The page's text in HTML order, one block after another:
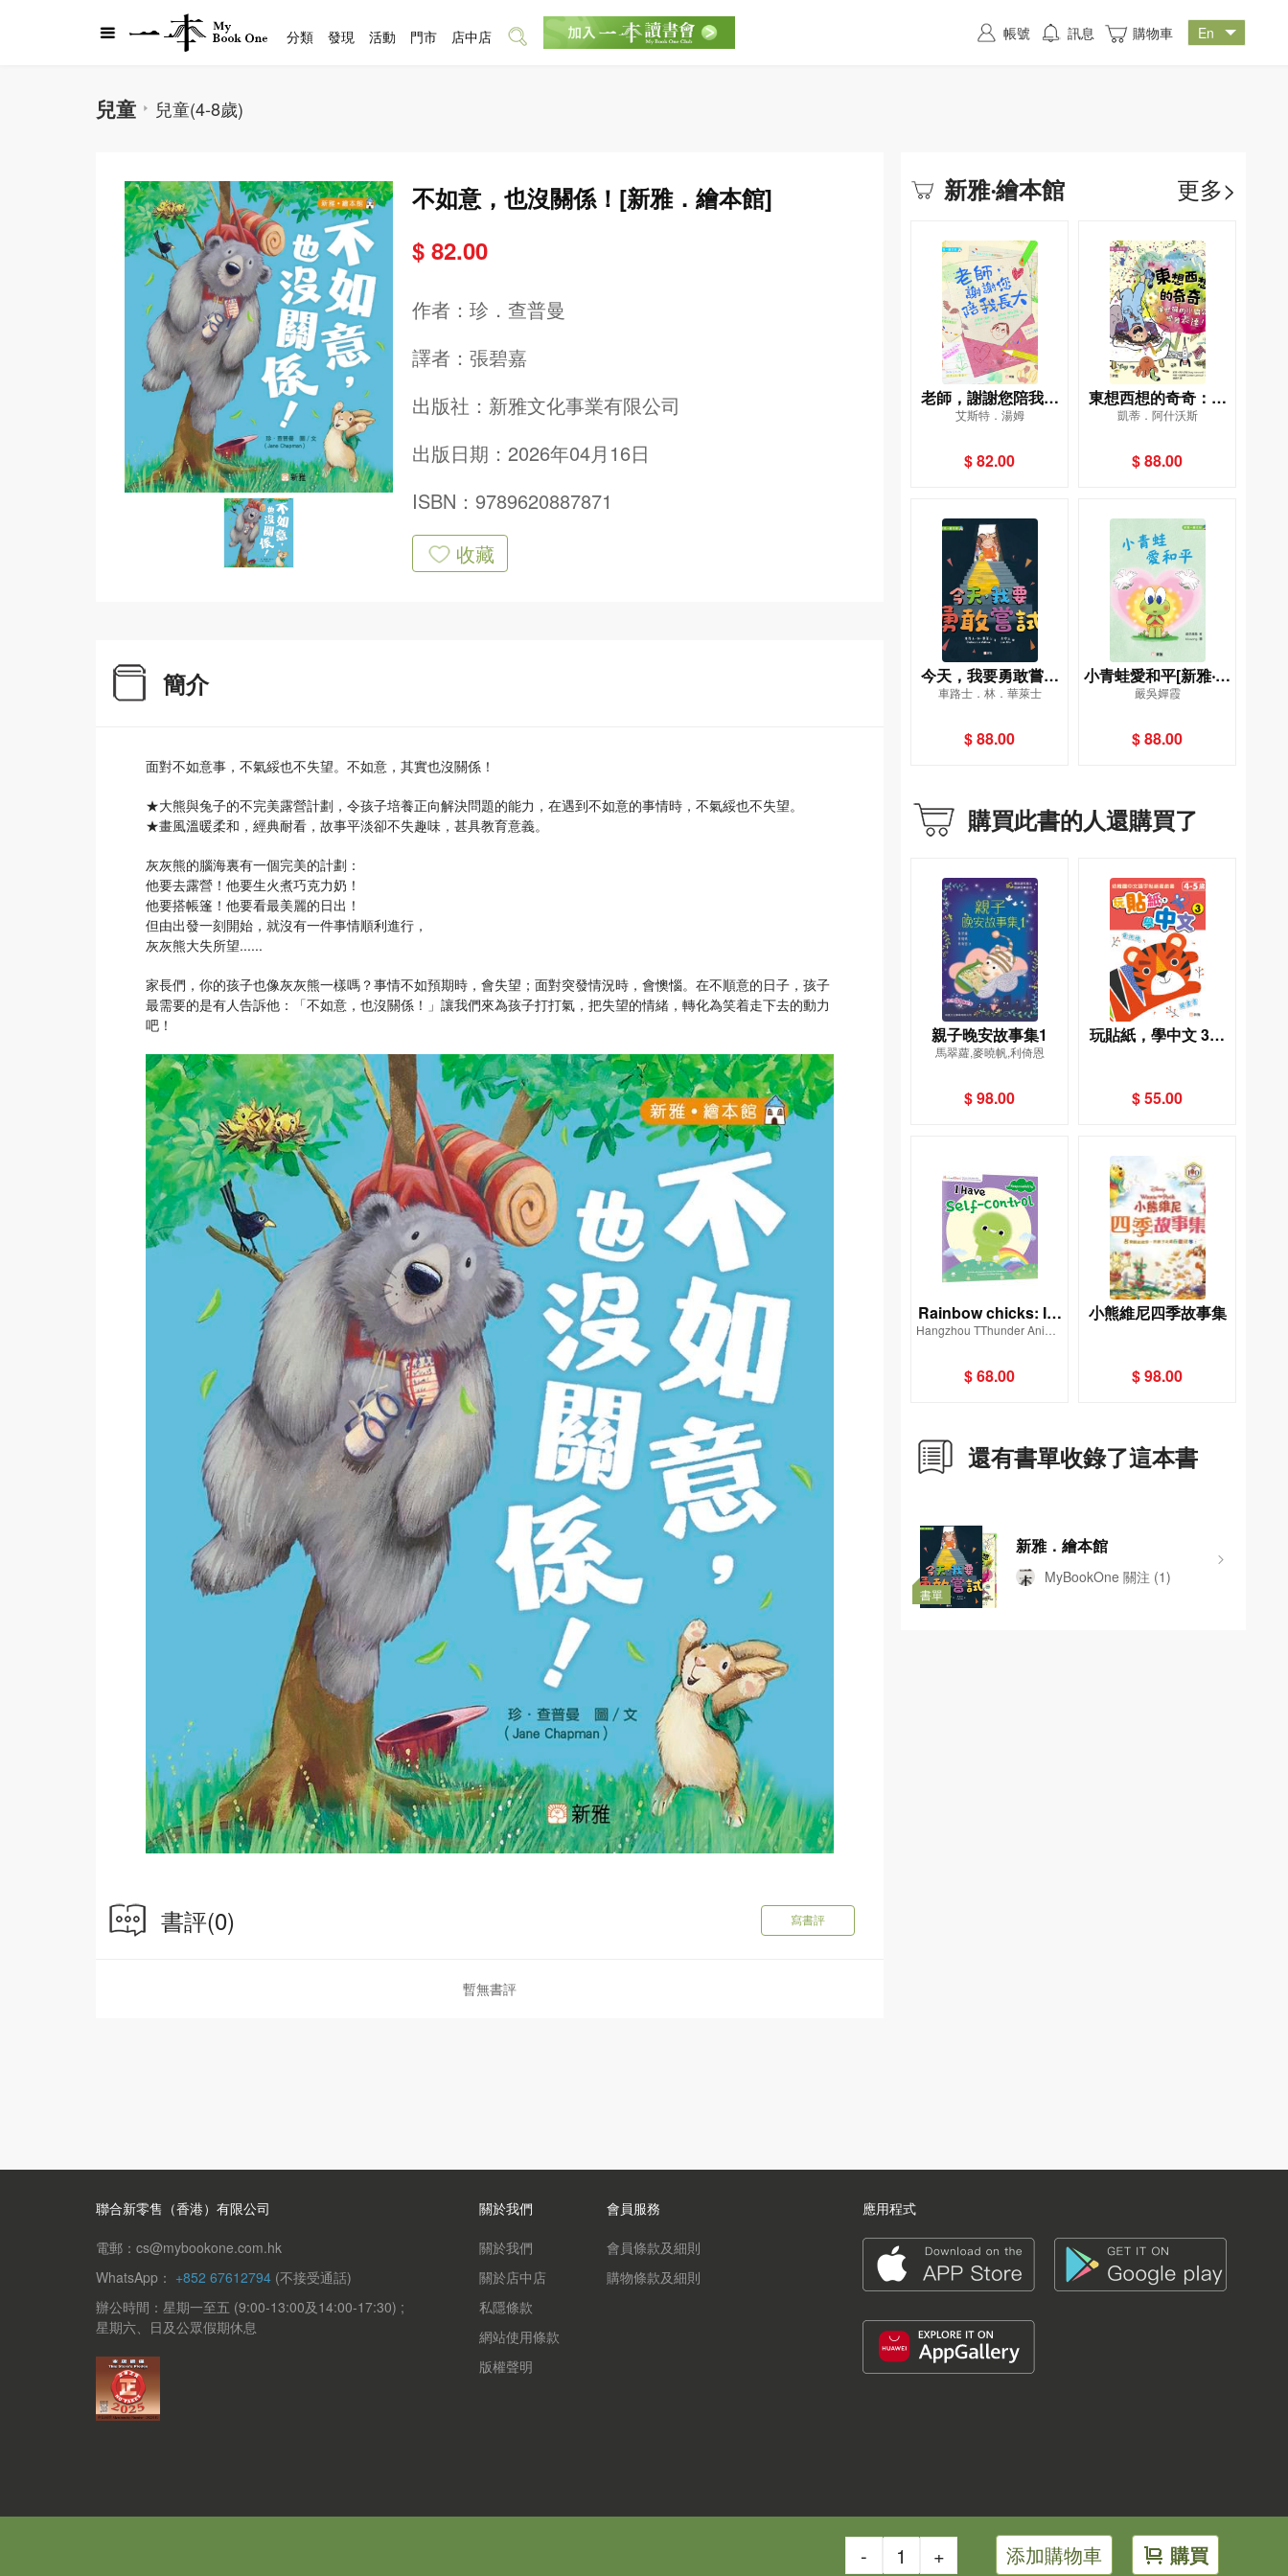
兒童 兒童(4-8歲)
不如意，也沒關係！[新雅．繪本館]
$ 82.00
作者： 珍．查普曼
譯者： 張碧嘉
出版社： 新雅文化事業有限公司
出版日期：2026年04月16日
ISBN：9789620887871
收藏
簡介
面對不如意事，不氣綏也不失望。不如意，其實也沒關係！
★大熊與兔子的不完美露營計劃，令孩子培養正向解決問題的能力，在遇到不如意的事情時，不氣綏也不失望。
★畫風溫暖柔和，經典耐看，故事平淡卻不失趣味，甚具教育意義。
灰灰熊的腦海裏有一個完美的計劃：
他要去露營！他要生火煮巧克力奶！
他要搭帳篷！他要看最美麗的日出！
但由出發一刻開始，就沒有一件事情順利進行，
灰灰熊大失所望......
家長們，你的孩子也像灰灰熊一樣嗎？事情不如預期時，會失望；面對突發情況時，會懊惱。在不順意的日子，孩子
最需要的是有人告訴他：「不如意，也沒關係！」讓我們來為孩子打打氣，把失望的情緒，轉化為笑着走下去的動力
吧！
書評(0) 寫書評
暫無書評
- + 添加購物車 購買
新雅‧繪本館 更多>
老師，謝謝您陪我長
大[新雅．繪本館]
艾斯特．湯姆
$ 82.00
東想西想的奇奇：讓
忙碌的小腦袋學會表
凱蒂．阿什沃斯
$ 88.00
今天，我要勇敢嘗試
[新雅．繪本館]
車路士．林．華萊士
$ 88.00
小青蛙愛和平[新雅‧繪
本館]
嚴吳嬋霞
$ 88.00
購買此書的人還購買了
親子晚安故事集1
馬翠蘿,麥曉帆,利倚恩
$ 98.00
玩貼紙，學中文 3：
$ 55.00
Rainbow chicks: I H
ave Self-control
Hangzhou TThunder Animat
$ 68.00
小熊維尼四季故事集
$ 98.00
還有書單收錄了這本書
書單
新雅．繪本館
MyBookOne 關注 (1)
分類 發現 活動 門市 店中店 帳號 訊息 購物車
聯合新零售（香港）有限公司
電郵：cs@mybookone.com.hk
WhatsApp： +852 67612794 (不接受通話)
辦公時間：星期一至五 (9:00-13:00及14:00-17:30) ;
星期六、日及公眾假期休息
關於我們
關於我們
關於店中店
私隱條款
網站使用條款
版權聲明
會員服務
會員條款及細則
購物條款及細則
應用程式